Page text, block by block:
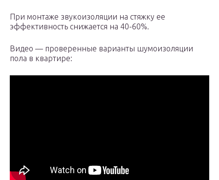
При монтаже звукоизоляции на стяжку ее
эффективность снижается на 40-60%.
Видео — проверенные варианты шумоизоляции
пола в квартире: